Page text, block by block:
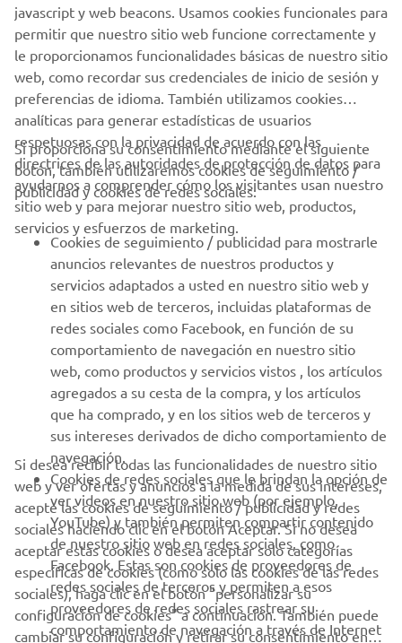
IR AL CALENDARIO DE EVENTOS
CORPORATIVO
PROFESIONALES
MÁS YAMAHA
AYUDA
BOLETÍN DE NOTICIAS
Sé el primero en enterarte de las últimas ofertas, eventos
especiales, novedades
SUSCRÍBETE
Lea nuestra Política de Privacidad para saber cómo procesamos
sus datos personales: Política de Privacidad
javascript y web beacons. Usamos cookies funcionales para
permitir que nuestro sitio web funcione correctamente y
le proporcionamos funcionalidades básicas de nuestro sitio
web, como recordar sus credenciales de inicio de sesión y
preferencias de idioma. También utilizamos cookies
analíticas para generar estadísticas de usuarios
respetuosas con la privacidad de acuerdo con las
directrices de las autoridades de protección de datos para
ayudarnos a comprender cómo los visitantes usan nuestro
sitio web y para mejorar nuestro sitio web, productos,
servicios y esfuerzos de marketing.
Si proporciona su consentimiento mediante el siguiente
botón, también utilizaremos cookies de seguimiento /
publicidad y cookies de redes sociales:
Cookies de seguimiento / publicidad para mostrarle
anuncios relevantes de nuestros productos y
servicios adaptados a usted en nuestro sitio web y
en sitios web de terceros, incluidas plataformas de
redes sociales como Facebook, en función de su
comportamiento de navegación en nuestro sitio
web, como productos y servicios vistos , los artículos
agregados a su cesta de la compra, y los artículos
que ha comprado, y en los sitios web de terceros y
sus intereses derivados de dicho comportamiento de
navegación.
Cookies de redes sociales que le brindan la opción de
ver videos en nuestro sitio web (por ejemplo,
YouTube) y también permiten compartir contenido
de nuestro sitio web en redes sociales, como
Facebook. Estas son cookies de proveedores de
redes sociales de terceros y permiten a esos
proveedores de redes sociales rastrear su
comportamiento de navegación a través de Internet
Si desea recibir todas las funcionalidades de nuestro sitio
web y ver ofertas y anuncios a la medida de sus intereses,
acepte las cookies de seguimiento / publicidad y redes
sociales haciendo clic en el botón Aceptar. Si no desea
aceptar estas cookies o desea aceptar solo categorías
específicas de cookies (como solo las cookies de las redes
sociales), haga clic en el botón "personalizar su
configuración de cookies" a continuación. También puede
cambiar su configuración y retirar su consentimiento en